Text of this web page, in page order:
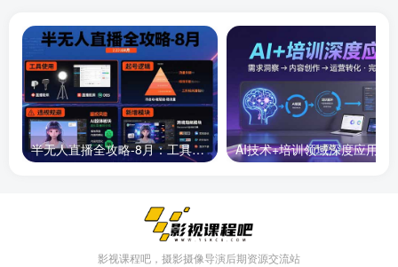
半无人直播全攻略-8月：工具使用+起号逻辑+违规规避,新增AI超体与跨境模块
影视课程吧，摄影摄像导演后期资源交流站